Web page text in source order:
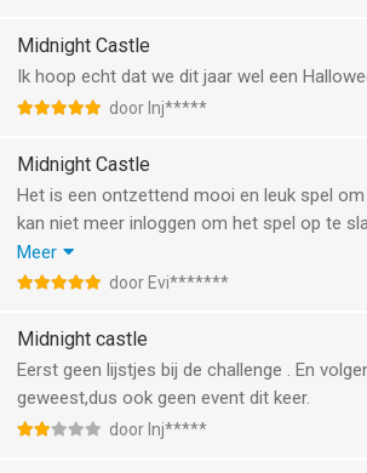
WIE O WIE KAN MIJ HELPEN OM MEER
KRIJGEN?…
Mvg,
Hanna Daamen
weinig .. de verhouding is niet helemaal goed
Midnight Castle
Ik hoop echt dat we dit jaar wel een
door Inj*****
Midnight Castle
Het is een ontzettend mooi en leuk spel
kan niet meer inloggen om het spel op te
dan krijg ik deze melding , App is nog in
bevind zich nog in ontwikkelingsmodus
een app-beheerder om toestemming . Op
vermeld dat de app niet meer actieve is op
Ik wacht u antwoord af of het opgelost kan
Meer
door Evi*******
Midnight castle
Eerst geen lijstjes bij de challenge . En
geweest,dus ook geen event dit keer.
door Inj*****